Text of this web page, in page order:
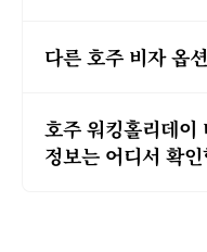
다른 호주 비자 옵
호주 워킹홀리데이
정보는 어디서 확